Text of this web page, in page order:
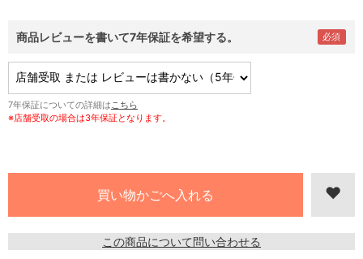
商品レビューを書いて7年保証を希望する。
7年保証についての詳細は こちら
※店舗受取の場合は3年保証となります。
この商品について問い合わせる